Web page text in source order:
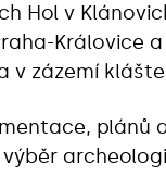
Hol v
Královice a
v zázemí
plánů